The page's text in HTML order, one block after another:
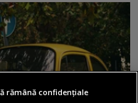
rămână confidențiale